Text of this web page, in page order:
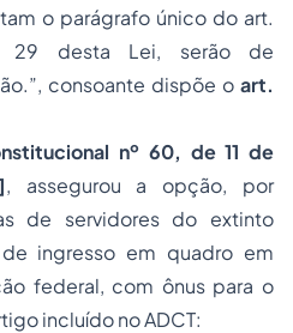
o parágrafo único do art.
desta Lei, serão de
consoante dispõe o art.
nº 60, de 11 de
, assegurou a opção, por
de servidores do extinto
ingresso em quadro em
federal, com ônus para o
incluído no ADCT: